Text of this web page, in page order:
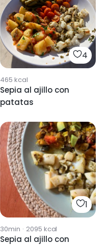
4
465 kcal
Sepia al ajillo con
patatas
1
30min · 2095 kcal
Sepia al ajillo con